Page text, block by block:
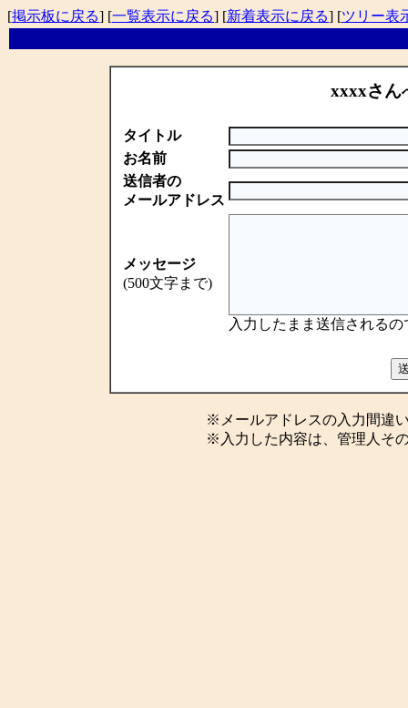
[掲示板に戻る] [一覧表示に戻る] [新着表示に戻る] [ツリー表
xxxxさん
タイトル
お名前
送信者の
メールアドレス
メッセージ
(500文字まで)
入力したまま送信される
※メールアドレスの入力間違
※入力した内容は、管理人そ